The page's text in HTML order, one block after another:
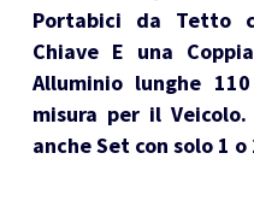
Portabici da Tetto
Chiave E una
Alluminio lunghe
misura per il
anche Set con solo 1